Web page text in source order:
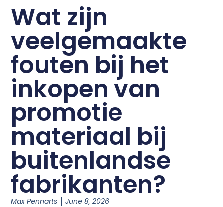
Wat zijn
veelgemaakte
fouten bij het
inkopen van
promotie
materiaal bij
buitenlandse
fabrikanten?
Max Pennarts June 8, 2026